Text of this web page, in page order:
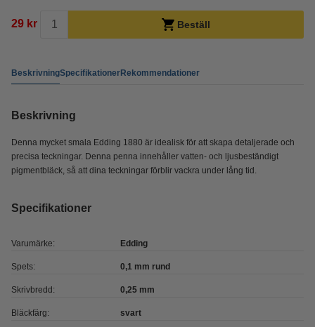
29 kr Beställ
BeskrivningSpecifikationerRekommendationer
Beskrivning
Denna mycket smala Edding 1880 är idealisk för att skapa detaljerade och
precisa teckningar. Denna penna innehåller vatten- och ljusbeständigt
pigmentbläck, så att dina teckningar förblir vackra under lång tid.
Specifikationer
Varumärke: Edding
Spets: 0,1 mm rund
Skrivbredd: 0,25 mm
Bläckfärg: svart